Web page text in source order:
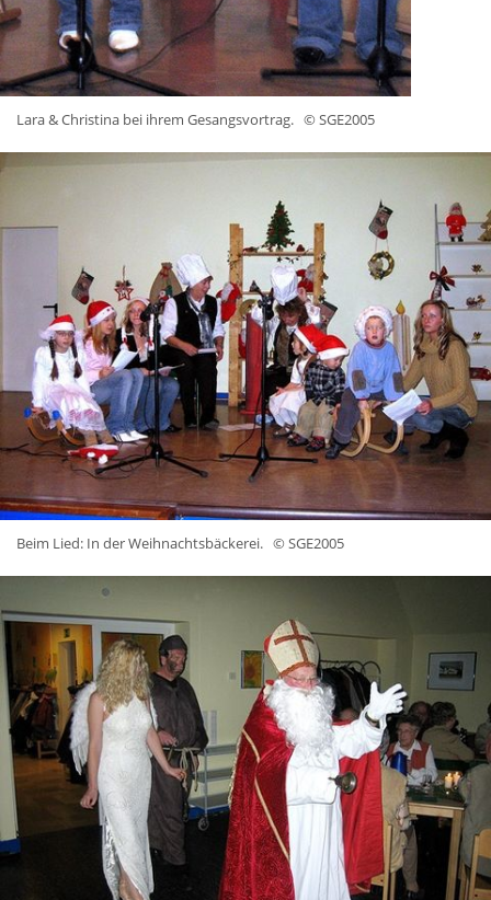
Lara & Christina bei ihrem Gesangsvortrag. © SGE2005
Beim Lied: In der Weihnachtsbäckerei. © SGE2005